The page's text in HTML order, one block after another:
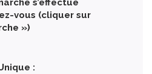
s’effectue
vous (cliquer sur
»)
: